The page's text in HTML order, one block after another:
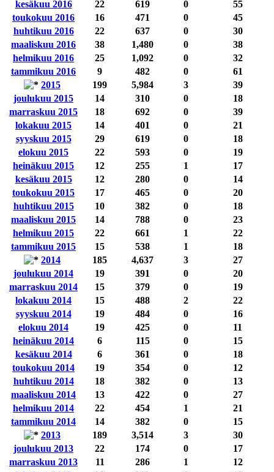
kesäkuu 2016
22 619 0
55
toukokuu 2016
16 471 0
45
huhtikuu 2016
22 637 0
30
maaliskuu 2016
38 1,480 0
38
helmikuu 2016
25 1,092 0
32
tammikuu 2016
9 482 0
61
2015
199 5,984 3
39
joulukuu 2015
14 310 0
18
marraskuu 2015
18 692 0
39
lokakuu 2015
14 401 0
21
syyskuu 2015
29 619 0
18
elokuu 2015
22 593 0
19
heinäkuu 2015
12 255 1
17
kesäkuu 2015
12 280 0
14
toukokuu 2015
17 465 0
20
huhtikuu 2015
10 382 0
18
maaliskuu 2015
14 788 0
23
helmikuu 2015
22 661 1
22
tammikuu 2015
15 538 1
18
2014
185 4,637 3
27
joulukuu 2014
19 391 0
20
marraskuu 2014
15 379 0
19
lokakuu 2014
15 488 2
22
syyskuu 2014
19 484 0
16
elokuu 2014
19 425 0
11
heinäkuu 2014
6 115 0
15
kesäkuu 2014
6 361 0
18
toukokuu 2014
19 354 0
12
huhtikuu 2014
18 382 0
13
maaliskuu 2014
13 422 0
27
helmikuu 2014
22 454 1
21
tammikuu 2014
14 382 0
15
2013
189 3,514 3
30
joulukuu 2013
22 174 0
17
marraskuu 2013
11 286 1
12